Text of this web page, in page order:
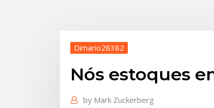
Dimario28382
Nós estoques
by Mark Zuckerberg